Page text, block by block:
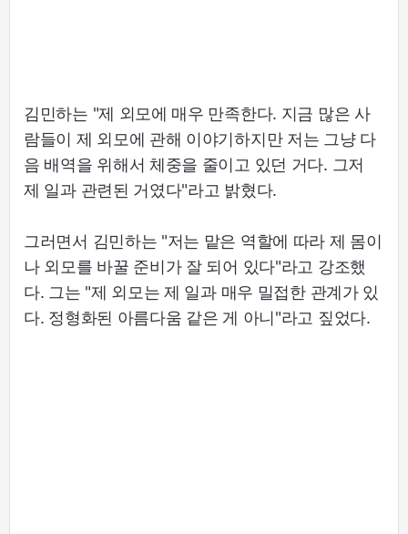
김민하는 "제 외모에 매우 만족한다. 지금 많은 사
람들이 제 외모에 관해 이야기하지만 저는 그냥 다
음 배역을 위해서 체중을 줄이고 있던 거다. 그저
제 일과 관련된 거였다"라고 밝혔다.
그러면서 김민하는 "저는 맡은 역할에 따라 제 몸이
나 외모를 바꿀 준비가 잘 되어 있다"라고 강조했
다. 그는 "제 외모는 제 일과 매우 밀접한 관계가 있
다. 정형화된 아름다움 같은 게 아니"라고 짚었다.